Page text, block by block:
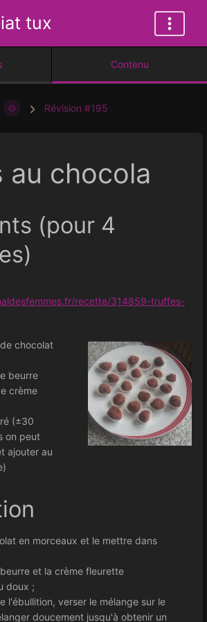
tux
Contenu
Révision #195
au chocola
(pour 4
recette/314859-truffes-
chocolat
beurre
crème
(±30
on peut
ajouter au
en morceaux et le mettre dans
et la crème fleurette
doux ;
l'ébullition, verser le mélange sur le
doucement jusqu'à obtenir un